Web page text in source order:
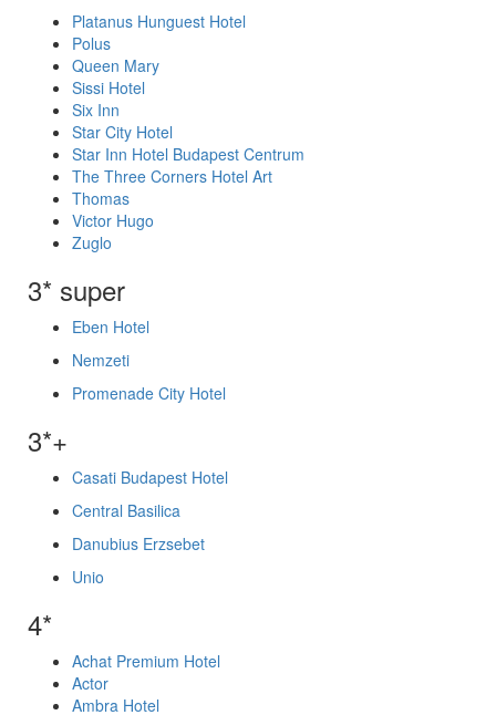
Platanus Hunguest Hotel
Polus
Queen Mary
Sissi Hotel
Six Inn
Star City Hotel
Star Inn Hotel Budapest Centrum
The Three Corners Hotel Art
Thomas
Victor Hugo
Zuglo
3* super
Eben Hotel
Nemzeti
Promenade City Hotel
3*+
Casati Budapest Hotel
Central Basilica
Danubius Erzsebet
Unio
4*
Achat Premium Hotel
Actor
Ambra Hotel